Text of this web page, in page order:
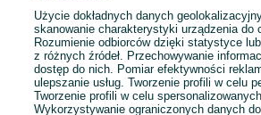
E-mail
Użycie dokładnych danych
skanowanie charakterystyki urządzenia do
Rozumienie odbiorców dzięki statystyce
z różnych źródeł. Przechowywanie
dostęp do nich. Pomiar efektywności
ulepszanie usług. Tworzenie profili w celu
Tworzenie profili w celu
Wykorzystywanie ograniczonych danych